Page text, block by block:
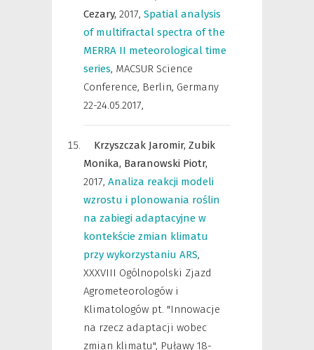
Cezary, 2017, Spatial analysis
of multifractal spectra of the
MERRA II meteorological time
series, MACSUR Science
Conference, Berlin, Germany
22-24.05.2017,
Krzyszczak Jaromir, Zubik
Monika, Baranowski Piotr,
2017, Analiza reakcji modeli
wzrostu i plonowania roślin
na zabiegi adaptacyjne w
kontekście zmian klimatu
przy wykorzystaniu ARS,
XXXVIII Ogólnopolski Zjazd
Agrometeorologów i
Klimatologów pt. "Innowacje
na rzecz adaptacji wobec
zmian klimatu", Puławy 18-